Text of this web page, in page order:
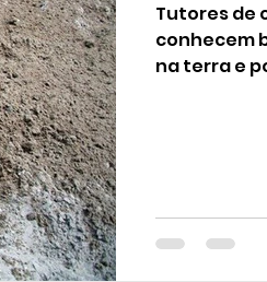
Tutores de
conhecem
na terra e